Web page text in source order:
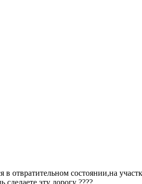
отвратительном состоянии,на
эту дорогу ????